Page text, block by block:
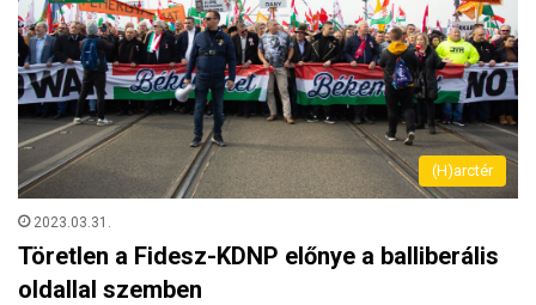
(H)arctér
2023.03.31.
Töretlen a Fidesz-KDNP előnye a balliberális
oldallal szemben